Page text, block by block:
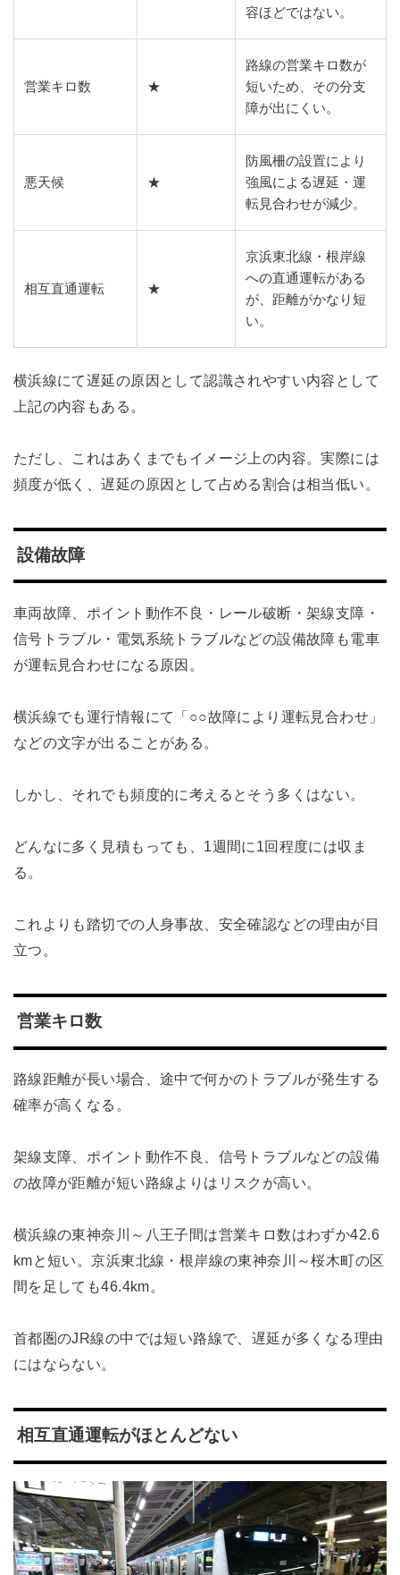
容ほどではない。
営業キロ数 ★
路線の営業キロ数が
短いため、その分支
障が出にくい。
悪天候 ★
防風柵の設置により
強風による遅延・運
転見合わせが減少。
相互直通運転 ★
京浜東北線・根岸線
への直通運転がある
が、距離がかなり短
い。
横浜線にて遅延の原因として認識されやすい内容として
上記の内容もある。
ただし、これはあくまでもイメージ上の内容。実際には
頻度が低く、遅延の原因として占める割合は相当低い。
設備故障
車両故障、ポイント動作不良・レール破断・架線支障・
信号トラブル・電気系統トラブルなどの設備故障も電車
が運転見合わせになる原因。
横浜線でも運行情報にて「○○故障により運転見合わせ」
などの文字が出ることがある。
しかし、それでも頻度的に考えるとそう多くはない。
どんなに多く見積もっても、1週間に1回程度には収ま
る。
これよりも踏切での人身事故、安全確認などの理由が目
立つ。
営業キロ数
路線距離が長い場合、途中で何かのトラブルが発生する
確率が高くなる。
架線支障、ポイント動作不良、信号トラブルなどの設備
の故障が距離が短い路線よりはリスクが高い。
横浜線の東神奈川～八王子間は営業キロ数はわずか42.6
kmと短い。京浜東北線・根岸線の東神奈川～桜木町の区
間を足しても46.4km。
首都圏のJR線の中では短い路線で、遅延が多くなる理由
にはならない。
相互直通運転がほとんどない